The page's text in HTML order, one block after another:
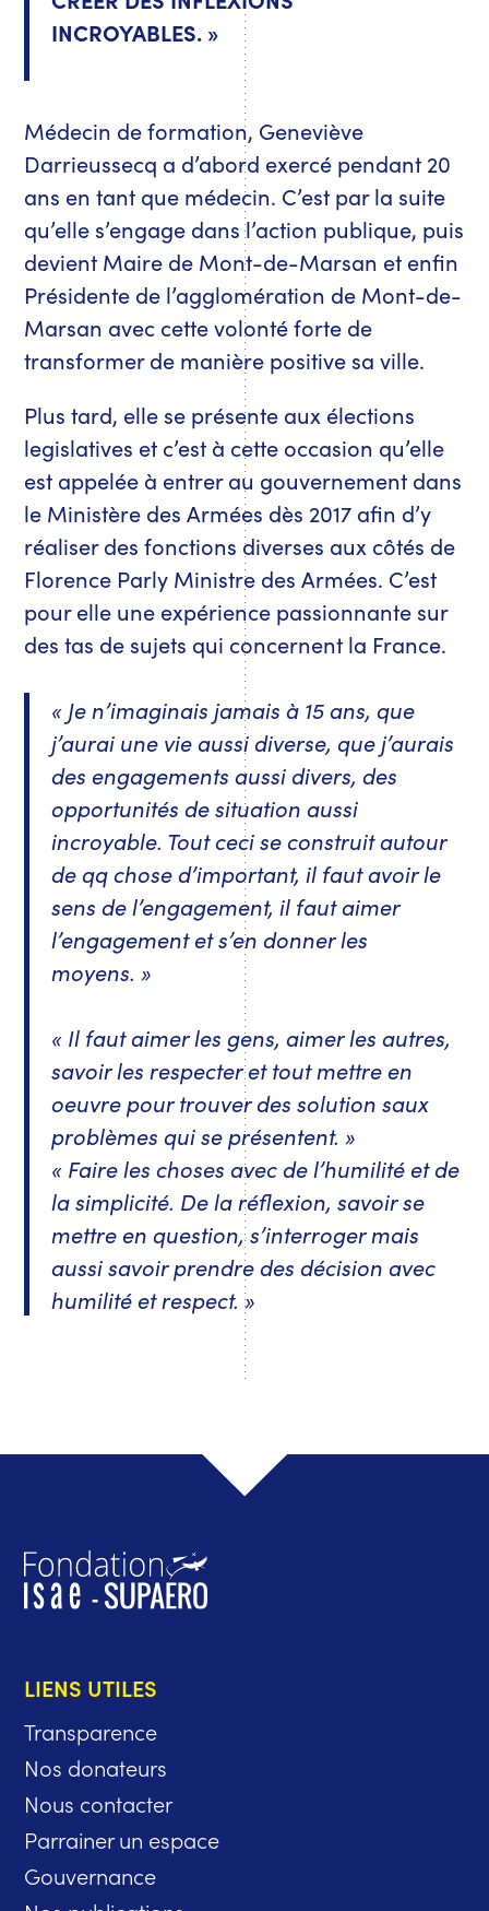
INCROYABLES. »
Médecin de formation, Geneviève
Darrieussecq a d’abord exercé pendant 20
ans en tant que médecin. C’est par la suite
qu’elle s’engage dans l’action publique, puis
devient Maire de Mont-de-Marsan et enfin
Présidente de l’agglomération de Mont-de-
Marsan avec cette volonté forte de
transformer de manière positive sa ville.
Plus tard, elle se présente aux élections
legislatives et c’est à cette occasion qu’elle
est appelée à entrer au gouvernement dans
le Ministère des Armées dès 2017 afin d’y
réaliser des fonctions diverses aux côtés de
Florence Parly Ministre des Armées. C’est
pour elle une expérience passionnante sur
des tas de sujets qui concernent la France.
« Je n’imaginais jamais à 15 ans, que
j’aurai une vie aussi diverse, que j’aurais
des engagements aussi divers, des
opportunités de situation aussi
incroyable. Tout ceci se construit autour
de qq chose d’important, il faut avoir le
sens de l’engagement, il faut aimer
l’engagement et s’en donner les
moyens. »
« Il faut aimer les gens, aimer les autres,
savoir les respecter et tout mettre en
oeuvre pour trouver des solution saux
problèmes qui se présentent. »
« Faire les choses avec de l’humilité et de
la simplicité. De la réflexion, savoir se
mettre en question, s’interroger mais
aussi savoir prendre des décision avec
humilité et respect. »
LIENS UTILES
Transparence
Nos donateurs
Nous contacter
Parrainer un espace
Gouvernance